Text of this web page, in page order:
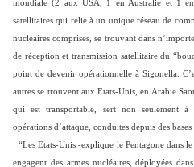
mondiale (2 aux USA, 1 en Australie et 1
satellitaires qui relie à un unique réseau de
nucléaires comprises, se trouvant dans
de réception et transmission satellitaire du
point de devenir opérationnelle à Sigonella.
autres se trouvent aux Etats-Unis, en Arabie
qui est transportable, sert non seulement à
opérations d’attaque, conduites depuis des
“Les Etats-Unis -explique le Pentagone dans
engagent des armes nucléaires, déployées